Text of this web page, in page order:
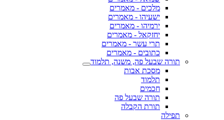
מלכים - מאמרים
ישעיהו - מאמרים
ירמיהו - מאמרים
יחזקאל - מאמרים
תרי עשר - מאמרים
כתובים - מאמרים
תורה שבעל פה, משנה, תלמוד
מסכת אבות
תלמוד
חכמים
תורה שבעל פה
תורת הקבלה
תפילה